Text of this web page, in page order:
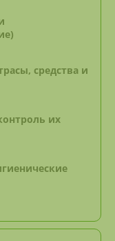
средства и
их